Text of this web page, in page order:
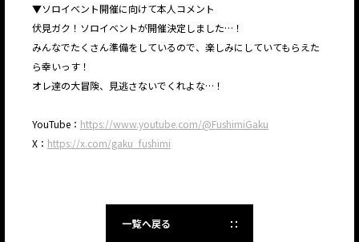
▼ソロイベント開催に向けて本人コメント
伏見ガク！ソロイベントが開催決定しました…！
みんなでたくさん準備をしているので、楽しみにしていてもらえた
ら幸いっす！
オレ達の大冒険、見逃さないでくれよな…！
YouTube： https://www.youtube.com/@FushimiGaku
X： https://x.com/gaku_fushimi
一覧へ戻る